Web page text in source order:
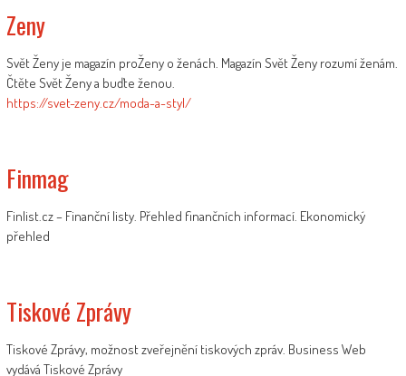
Zeny
Svět Ženy je magazín proŽeny o ženách. Magazín Svět Ženy rozumí ženám.
Čtěte Svět Ženy a buďte ženou.
https://svet-zeny.cz/moda-a-styl/
Finmag
Finlist.cz – Finanční listy. Přehled finančních informací. Ekonomický
přehled
Tiskové Zprávy
Tiskové Zprávy, možnost zveřejnění tiskových zpráv. Business Web
vydává Tiskové Zprávy